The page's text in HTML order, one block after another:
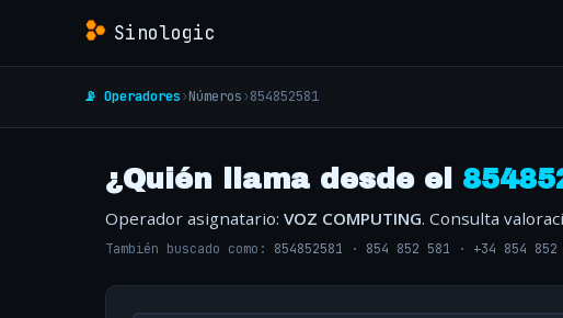
Sinologic
📡 Operadores›Números›854852581
¿Quién llama desde el
Operador asignatario: VOZ COMPUTING. Consulta
También buscado como: 854852581 · 854 852 581 · +34 854 852